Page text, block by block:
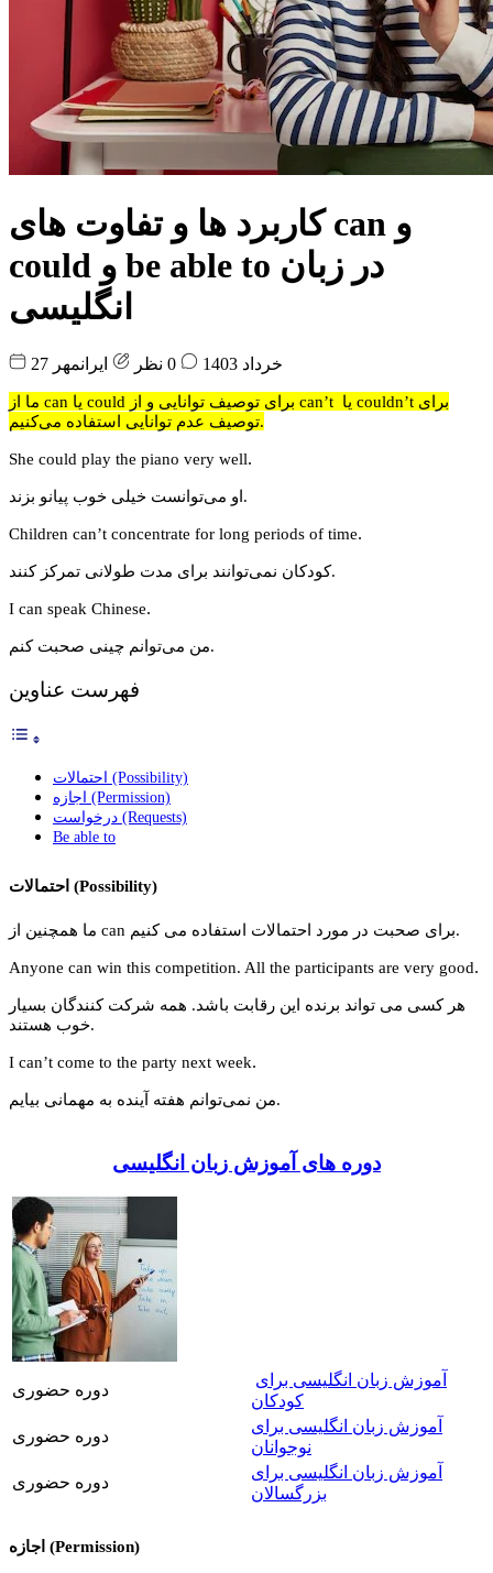
کاربرد ها و تفاوت های can و
could و be able to در زبان
انگلیسی
27 خرداد 1403 ایرانمهر
ما از can یا could برای توصیف توانایی و از can’t یا couldn’t برای
توصیف عدم توانایی استفاده می‌کنیم.
She could play the piano very well.
او می‌توانست خیلی خوب پیانو بزند.
Children can’t concentrate for long periods of time.
کودکان نمی‌توانند برای مدت طولانی تمرکز کنند.
I can speak Chinese.
من می‌توانم چینی صحبت کنم.
فهرست عناوین
احتمالات (Possibility)
اجازه (Permission)
درخواست (Requests)
Be able to
احتمالات (Possibility)
ما همچنین از can برای صحبت در مورد احتمالات استفاده می کنیم.
Anyone can win this competition. All the participants are very good.
هر کسی می تواند برنده این رقابت باشد. همه شرکت کنندگان بسیار
خوب هستند.
I can’t come to the party next week.
من نمی‌توانم هفته آینده به مهمانی بیایم.
دوره های آموزش زبان انگلیسی
دوره حضوری
آموزش زبان انگلیسی برای
کودکان
دوره حضوری
آموزش زبان انگلیسی برای
نوجوانان
دوره حضوری
آموزش زبان انگلیسی برای
بزرگسالان
اجازه (Permission)